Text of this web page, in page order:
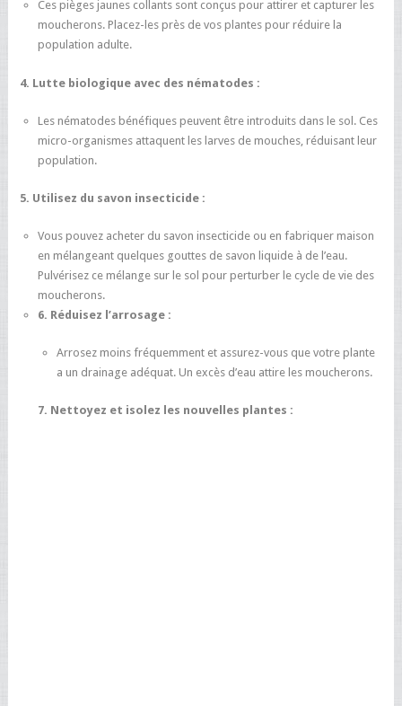
Ces pièges jaunes collants sont conçus pour attirer et capturer les
moucherons. Placez-les près de vos plantes pour réduire la
population adulte.
4. Lutte biologique avec des nématodes :
Les nématodes bénéfiques peuvent être introduits dans le sol. Ces
micro-organismes attaquent les larves de mouches, réduisant leur
population.
5. Utilisez du savon insecticide :
Vous pouvez acheter du savon insecticide ou en fabriquer maison
en mélangeant quelques gouttes de savon liquide à de l’eau.
Pulvérisez ce mélange sur le sol pour perturber le cycle de vie des
moucherons.
6. Réduisez l’arrosage :
Arrosez moins fréquemment et assurez-vous que votre plante
a un drainage adéquat. Un excès d’eau attire les moucherons.
7. Nettoyez et isolez les nouvelles plantes :